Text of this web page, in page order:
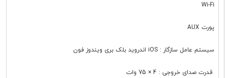
Wi-Fi
پورت AUX
سیستم عامل سازگار : iOS اندروید بلک بری ویندوز فون
قدرت صدای خروجی : 4 × 75 وات